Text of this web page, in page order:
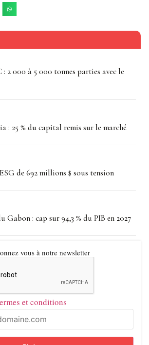
2 000 à 5 000 tonnes parties avec le
: 25 % du capital remis sur le marché
de 692 millions $ sous tension
Gabon : cap sur 94,3 % du PIB en 2027
vous à notre newsletter
et conditions